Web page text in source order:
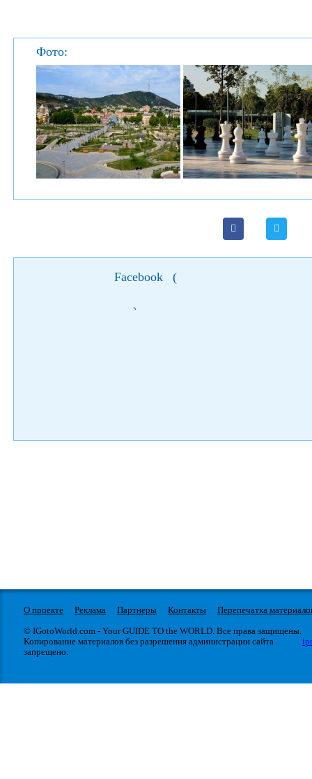
Фото:
Facebook (
)
О проекте Реклама Партнеры Контакты
Перепечатка
© IGotoWorld.com - Your GUIDE TO the WORLD. Все права защищены.
Копирование материалов без разрешения администрации сайта
запрещено.